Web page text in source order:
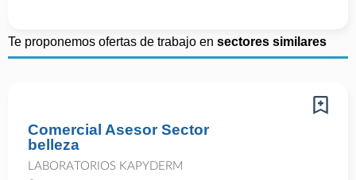
Te proponemos ofertas de trabajo en sectores similares
Comercial Asesor Sector
belleza
LABORATORIOS KAPYDERM